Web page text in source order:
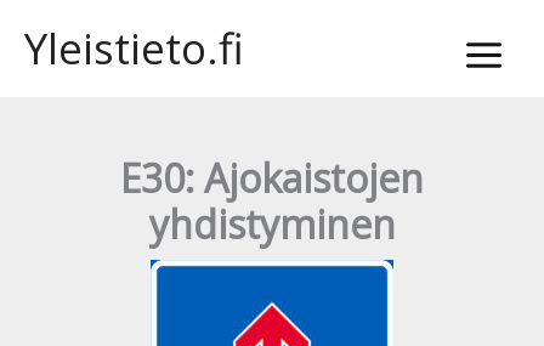
sisältöön
Yleistieto.fi
E30: Ajokaistojen
yhdistyminen